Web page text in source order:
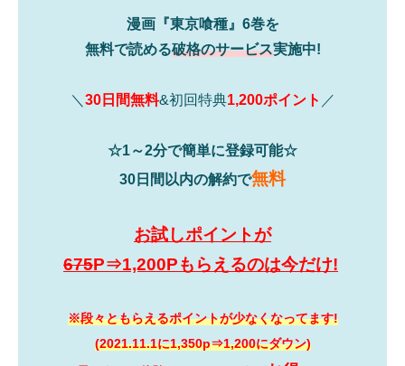
漫画『東京喰種』6巻を
無料で読める破格のサービス実施中!
＼ 30日間無料&初回特典1,200ポイント ／
☆1～2分で簡単に登録可能☆
30日間以内の解約で無料
お試しポイントが
675P⇒1,200Pもらえるのは今だけ!
※段々ともらえるポイントが少なくなってます!
(2021.11.1に1,350p⇒1,200にダウン)